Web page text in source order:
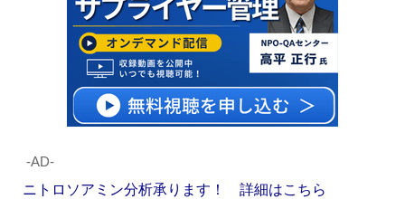
‐AD‐
ニトロソアミン分析承ります！ 詳細はこちら